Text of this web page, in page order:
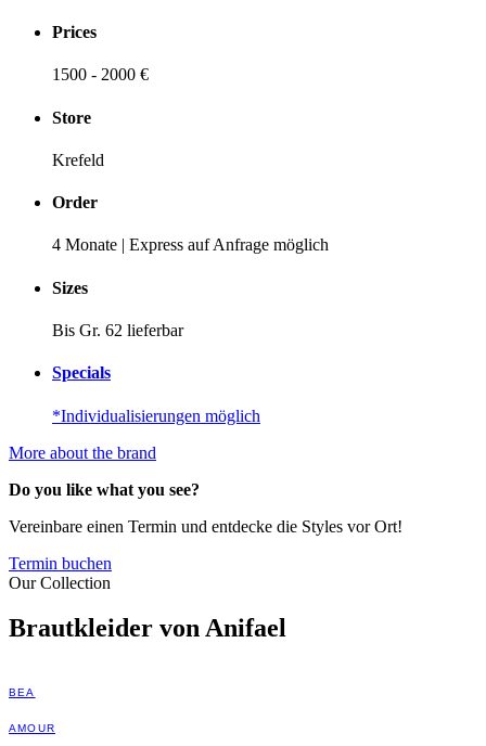
Prices
1500 - 2000 €
Store
Krefeld
Order
4 Monate | Express auf Anfrage möglich
Sizes
Bis Gr. 62 lieferbar
Specials
*Individualisierungen möglich
More about the brand
Do you like what you see?
Vereinbare einen Termin und entdecke die Styles vor Ort!
Termin buchen
Our Collection
Brautkleider von Anifael
BEA
AMOUR